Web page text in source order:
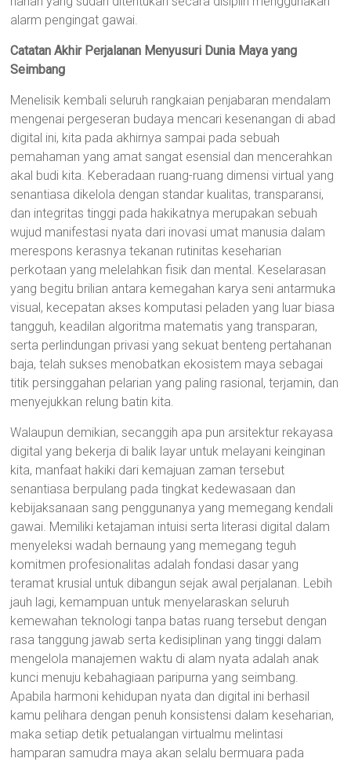
alarm pengingat gawai.
Catatan Akhir Perjalanan Menyusuri Dunia Maya yang
Seimbang
Menelisik kembali seluruh rangkaian penjabaran mendalam
mengenai pergeseran budaya mencari kesenangan di abad
digital ini, kita pada akhirnya sampai pada sebuah
pemahaman yang amat sangat esensial dan mencerahkan
akal budi kita. Keberadaan ruang-ruang dimensi virtual yang
senantiasa dikelola dengan standar kualitas, transparansi,
dan integritas tinggi pada hakikatnya merupakan sebuah
wujud manifestasi nyata dari inovasi umat manusia dalam
merespons kerasnya tekanan rutinitas keseharian
perkotaan yang melelahkan fisik dan mental. Keselarasan
yang begitu brilian antara kemegahan karya seni antarmuka
visual, kecepatan akses komputasi peladen yang luar biasa
tangguh, keadilan algoritma matematis yang transparan,
serta perlindungan privasi yang sekuat benteng pertahanan
baja, telah sukses menobatkan ekosistem maya sebagai
titik persinggahan pelarian yang paling rasional, terjamin, dan
menyejukkan relung batin kita.
Walaupun demikian, secanggih apa pun arsitektur rekayasa
digital yang bekerja di balik layar untuk melayani keinginan
kita, manfaat hakiki dari kemajuan zaman tersebut
senantiasa berpulang pada tingkat kedewasaan dan
kebijaksanaan sang penggunanya yang memegang kendali
gawai. Memiliki ketajaman intuisi serta literasi digital dalam
menyeleksi wadah bernaung yang memegang teguh
komitmen profesionalitas adalah fondasi dasar yang
teramat krusial untuk dibangun sejak awal perjalanan. Lebih
jauh lagi, kemampuan untuk menyelaraskan seluruh
kemewahan teknologi tanpa batas ruang tersebut dengan
rasa tanggung jawab serta kedisiplinan yang tinggi dalam
mengelola manajemen waktu di alam nyata adalah anak
kunci menuju kebahagiaan paripurna yang seimbang.
Apabila harmoni kehidupan nyata dan digital ini berhasil
kamu pelihara dengan penuh konsistensi dalam keseharian,
maka setiap detik petualangan virtualmu melintasi
hamparan samudra maya akan selalu bermuara pada